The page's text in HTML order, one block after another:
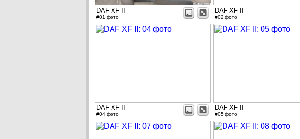
DAF XF II
#01 фото
DAF XF II
#02 фото
DAF XF II
#04 фото
DAF XF II
#05 фото